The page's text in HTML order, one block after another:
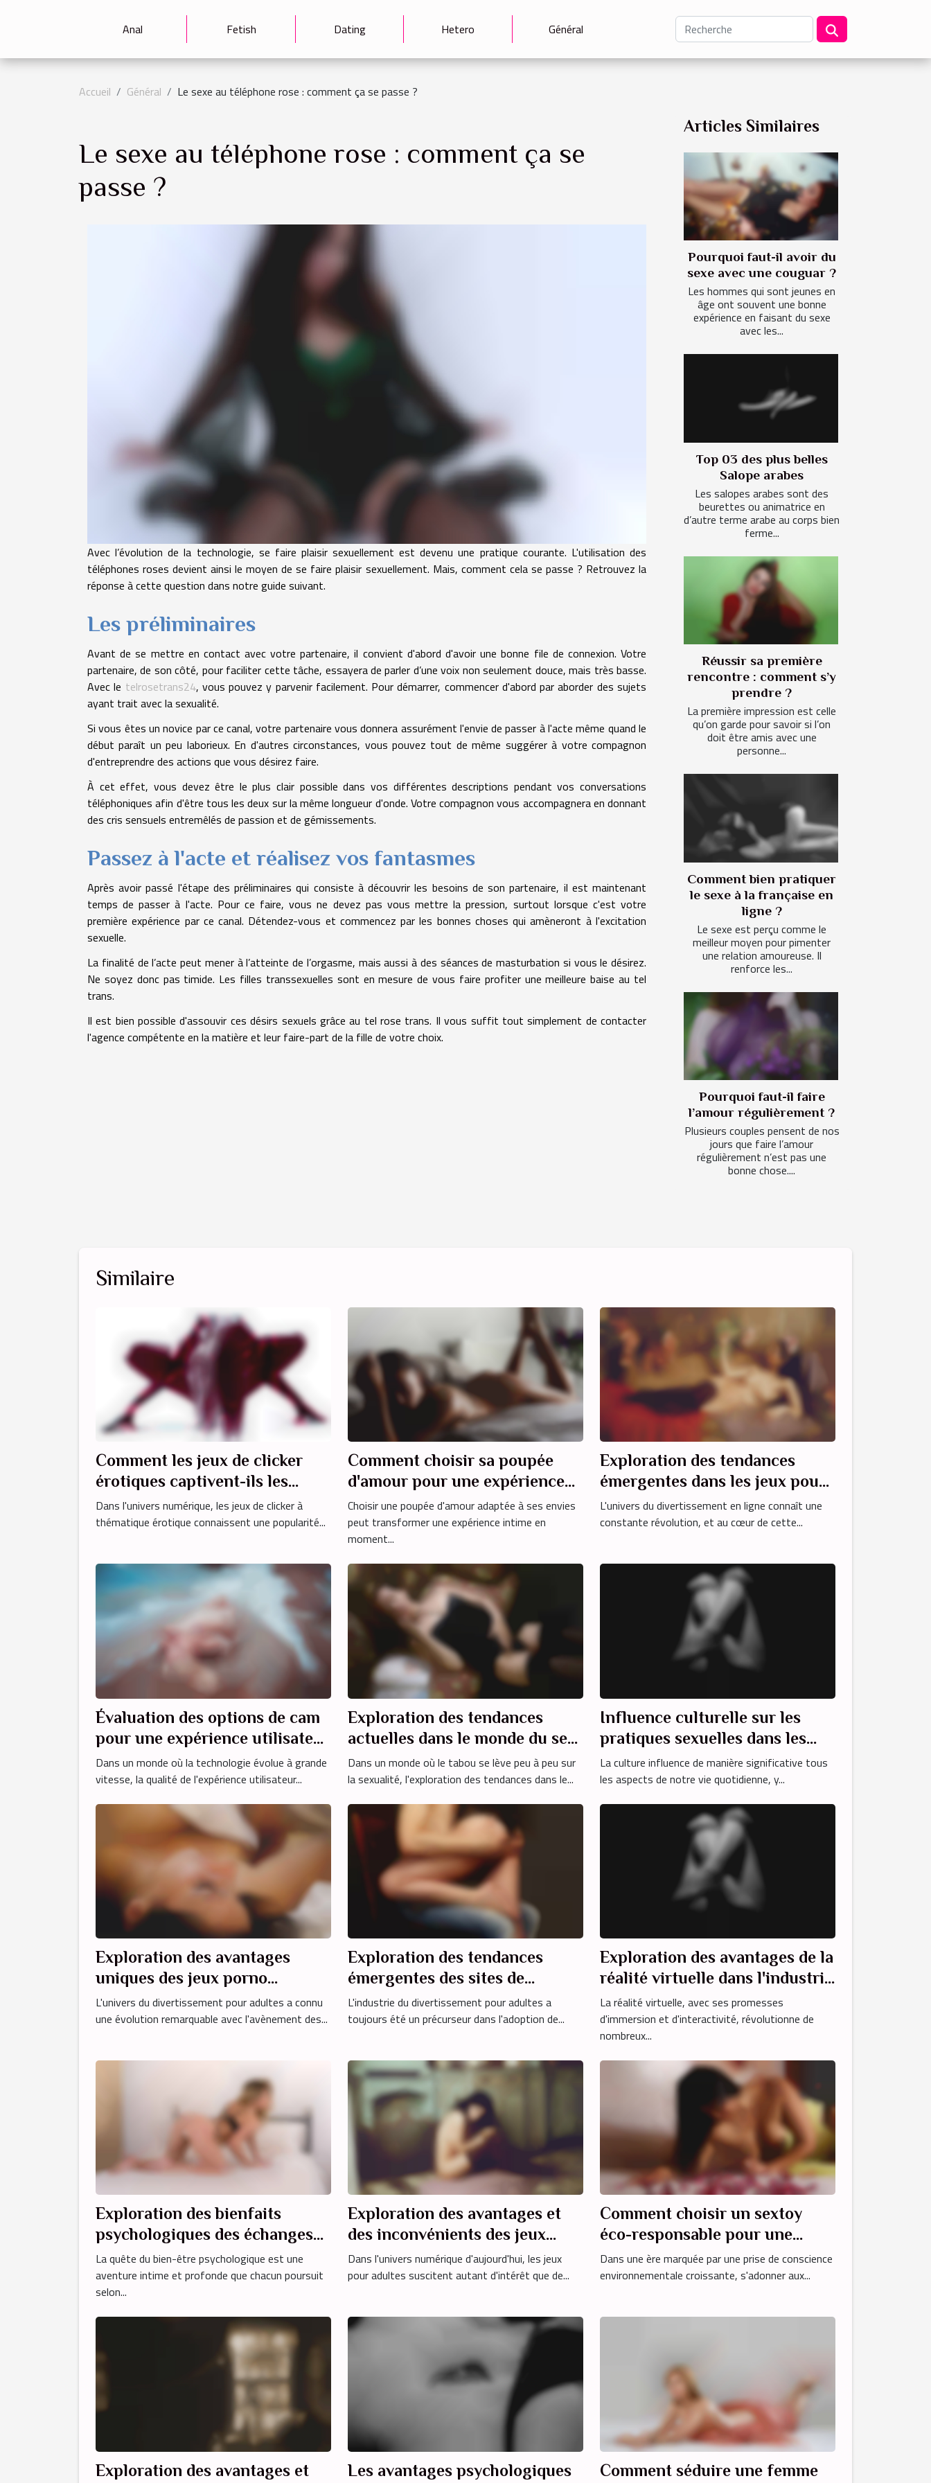
Anal Fetish Dating Hetero Général
Accueil Général Le sexe au téléphone rose : comment ça se passe ?
Le sexe au téléphone rose : comment ça se
passe ?
Avec l’évolution de la technologie, se faire plaisir sexuellement est devenu une pratique courante. L'utilisation des
téléphones roses devient ainsi le moyen de se faire plaisir sexuellement. Mais, comment cela se passe ? Retrouvez la
réponse à cette question dans notre guide suivant.
Les préliminaires
Avant de se mettre en contact avec votre partenaire, il convient d'abord d'avoir une bonne file de connexion. Votre
partenaire, de son côté, pour faciliter cette tâche, essayera de parler d’une voix non seulement douce, mais très basse.
Avec le telrosetrans24, vous pouvez y parvenir facilement. Pour démarrer, commencer d'abord par aborder des sujets
ayant trait avec la sexualité.
Si vous êtes un novice par ce canal, votre partenaire vous donnera assurément l'envie de passer à l'acte même quand le
début paraît un peu laborieux. En d'autres circonstances, vous pouvez tout de même suggérer à votre compagnon
d'entreprendre des actions que vous désirez faire.
À cet effet, vous devez être le plus clair possible dans vos différentes descriptions pendant vos conversations
téléphoniques afin d'être tous les deux sur la même longueur d'onde. Votre compagnon vous accompagnera en donnant
des cris sensuels entremêlés de passion et de gémissements.
Passez à l'acte et réalisez vos fantasmes
Après avoir passé l'étape des préliminaires qui consiste à découvrir les besoins de son partenaire, il est maintenant
temps de passer à l'acte. Pour ce faire, vous ne devez pas vous mettre la pression, surtout lorsque c'est votre
première expérience par ce canal. Détendez-vous et commencez par les bonnes choses qui amèneront à l'excitation
sexuelle.
La finalité de l’acte peut mener à l’atteinte de l’orgasme, mais aussi à des séances de masturbation si vous le désirez.
Ne soyez donc pas timide. Les filles transsexuelles sont en mesure de vous faire profiter une meilleure baise au tel
trans.
Il est bien possible d'assouvir ces désirs sexuels grâce au tel rose trans. Il vous suffit tout simplement de contacter
l'agence compétente en la matière et leur faire-part de la fille de votre choix.
Articles Similaires
Pourquoi faut-il avoir du
sexe avec une couguar ?
Les hommes qui sont jeunes en
âge ont souvent une bonne
expérience en faisant du sexe
avec les...
Top 03 des plus belles
Salope arabes
Les salopes arabes sont des
beurettes ou animatrice en
d’autre terme arabe au corps bien
ferme...
Réussir sa première
rencontre : comment s’y
prendre ?
La première impression est celle
qu’on garde pour savoir si l’on
doit être amis avec une
personne...
Comment bien pratiquer
le sexe à la française en
ligne ?
Le sexe est perçu comme le
meilleur moyen pour pimenter
une relation amoureuse. Il
renforce les...
Pourquoi faut-il faire
l’amour régulièrement ?
Plusieurs couples pensent de nos
jours que faire l’amour
régulièrement n’est pas une
bonne chose....
Similaire
Comment les jeux de clicker
érotiques captivent-ils les
joueurs en ligne ?
Dans l'univers numérique, les jeux de clicker à
thématique érotique connaissent une popularité...
Comment choisir sa poupée
d'amour pour une expérience
personnalisée ?
Choisir une poupée d'amour adaptée à ses envies
peut transformer une expérience intime en
moment...
Exploration des tendances
émergentes dans les jeux pour
adultes en ligne
L'univers du divertissement en ligne connaît une
constante révolution, et au cœur de cette...
Évaluation des options de cam
pour une expérience utilisateur
optimale
Dans un monde où la technologie évolue à grande
vitesse, la qualité de l'expérience utilisateur...
Exploration des tendances
actuelles dans le monde du sexe
amateur
Dans un monde où le tabou se lève peu à peu sur
la sexualité, l'exploration des tendances dans le...
Influence culturelle sur les
pratiques sexuelles dans les
vidéos adultes arabes
La culture influence de manière significative tous
les aspects de notre vie quotidienne, y...
Exploration des avantages
uniques des jeux porno
interactifs en ligne
L'univers du divertissement pour adultes a connu
une évolution remarquable avec l'avènement des...
Exploration des tendances
émergentes des sites de
caméras pour adultes en 2025
L'industrie du divertissement pour adultes a
toujours été un précurseur dans l'adoption de...
Exploration des avantages de la
réalité virtuelle dans l'industrie
du divertissement pour adultes
La réalité virtuelle, avec ses promesses
d'immersion et d'interactivité, révolutionne de
nombreux...
Exploration des bienfaits
psychologiques des échanges
érotiques au téléphone avec
des transexuels
La quête du bien-être psychologique est une
aventure intime et profonde que chacun poursuit
selon...
Exploration des avantages et
des inconvénients des jeux
pour adultes nécessitant une
carte bancaire par rapport aux
Dans l'univers numérique d'aujourd'hui, les jeux
pour adultes suscitent autant d'intérêt que de...
Comment choisir un sextoy
éco-responsable pour une
expérience durable et plaisante
Dans une ère marquée par une prise de conscience
environnementale croissante, s'adonner aux...
Exploration des avantages et
Les avantages psychologiques
Comment séduire une femme